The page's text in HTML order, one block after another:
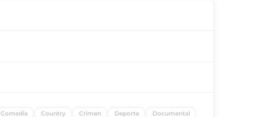
Comedia Country Crimen Deporte
Documental